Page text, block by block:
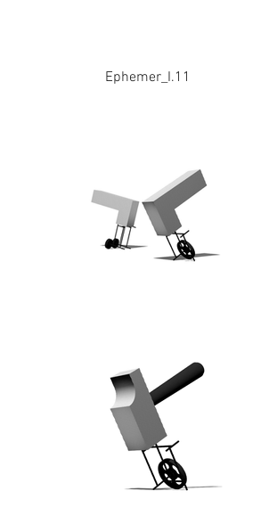
Ephemer_I.11